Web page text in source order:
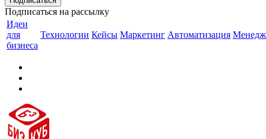
Подписаться на рассылку
Идеи
для
бизнеса
Технологии Кейсы Маркетинг Автоматизация